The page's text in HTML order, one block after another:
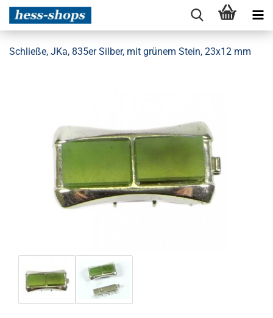
Schließe, JKa, 835er Silber, mit grünem Stein, 23x12 mm